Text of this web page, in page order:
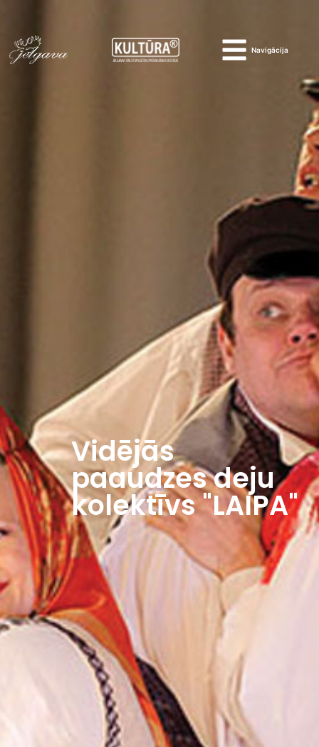
Navigācija
Vidējās
paaudzes deju
kolektīvs "LAIPA"